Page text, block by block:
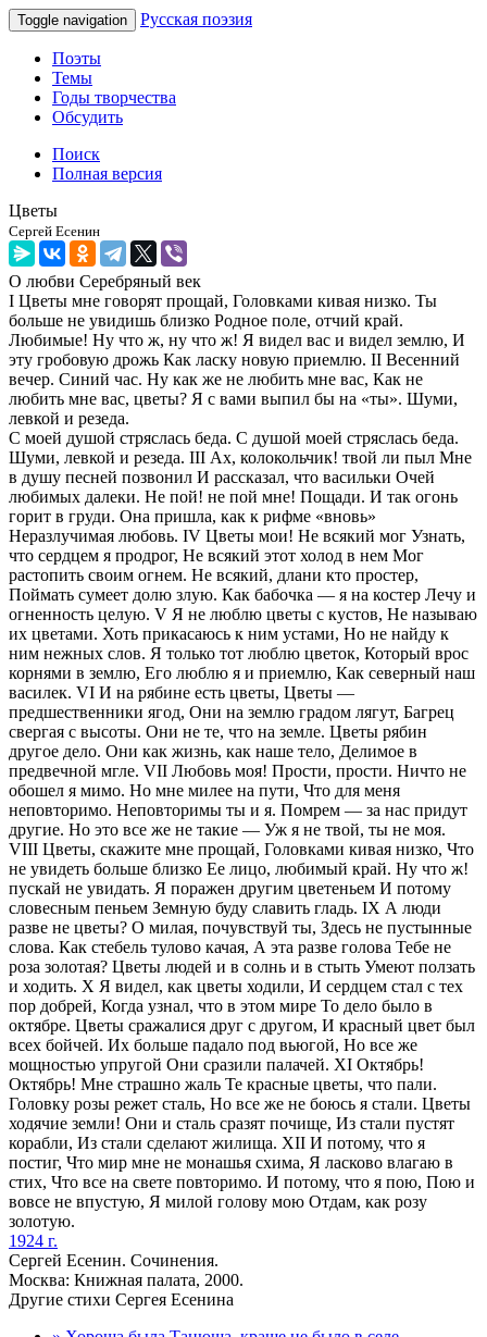
Toggle navigation Русская поэзия
Поэты
Темы
Годы творчества
Обсудить
Поиск
Полная версия
Цветы
Сергей Есенин
О любви Серебряный век
I Цветы мне говорят прощай, Головками кивая низко. Ты
больше не увидишь близко Родное поле, отчий край.
Любимые! Ну что ж, ну что ж! Я видел вас и видел землю, И
эту гробовую дрожь Как ласку новую приемлю. II Весенний
вечер. Синий час. Ну как же не любить мне вас, Как не
любить мне вас, цветы? Я с вами выпил бы на «ты». Шуми,
левкой и резеда.
С моей душой стряслась беда. С душой моей стряслась беда.
Шуми, левкой и резеда. III Ах, колокольчик! твой ли пыл Мне
в душу песней позвонил И рассказал, что васильки Очей
любимых далеки. Не пой! не пой мне! Пощади. И так огонь
горит в груди. Она пришла, как к рифме «вновь»
Неразлучимая любовь. IV Цветы мои! Не всякий мог Узнать,
что сердцем я продрог, Не всякий этот холод в нем Мог
растопить своим огнем. Не всякий, длани кто простер,
Поймать сумеет долю злую. Как бабочка — я на костер Лечу и
огненность целую. V Я не люблю цветы с кустов, Не называю
их цветами. Хоть прикасаюсь к ним устами, Но не найду к
ним нежных слов. Я только тот люблю цветок, Который врос
корнями в землю, Его люблю я и приемлю, Как северный наш
василек. VI И на рябине есть цветы, Цветы —
предшественники ягод, Они на землю градом лягут, Багрец
свергая с высоты. Они не те, что на земле. Цветы рябин
другое дело. Они как жизнь, как наше тело, Делимое в
предвечной мгле. VII Любовь моя! Прости, прости. Ничто не
обошел я мимо. Но мне милее на пути, Что для меня
неповторимо. Неповторимы ты и я. Помрем — за нас придут
другие. Но это все же не такие — Уж я не твой, ты не моя.
VIII Цветы, скажите мне прощай, Головками кивая низко, Что
не увидеть больше близко Ее лицо, любимый край. Ну что ж!
пускай не увидать. Я поражен другим цветеньем И потому
словесным пеньем Земную буду славить гладь. IX А люди
разве не цветы? О милая, почувствуй ты, Здесь не пустынные
слова. Как стебель тулово качая, А эта разве голова Тебе не
роза золотая? Цветы людей и в солнь и в стыть Умеют ползать
и ходить. X Я видел, как цветы ходили, И сердцем стал с тех
пор добрей, Когда узнал, что в этом мире То дело было в
октябре. Цветы сражалися друг с другом, И красный цвет был
всех бойчей. Их больше падало под вьюгой, Но все же
мощностью упругой Они сразили палачей. XI Октябрь!
Октябрь! Мне страшно жаль Те красные цветы, что пали.
Головку розы режет сталь, Но все же не боюсь я стали. Цветы
ходячие земли! Они и сталь сразят почище, Из стали пустят
корабли, Из стали сделают жилища. XII И потому, что я
постиг, Что мир мне не монашья схима, Я ласково влагаю в
стих, Что все на свете повторимо. И потому, что я пою, Пою и
вовсе не впустую, Я милой голову мою Отдам, как розу
золотую.
1924 г.
Сергей Есенин. Сочинения.
Москва: Книжная палата, 2000.
Другие стихи Сергея Есенина